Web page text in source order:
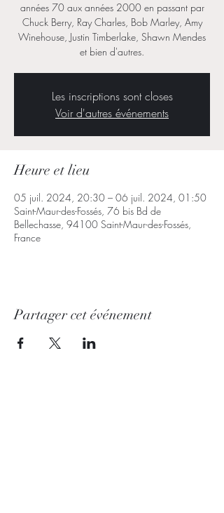
années 70 aux années 2000 en passant par
Chuck Berry, Ray Charles, Bob Marley, Amy
Winehouse, Justin Timberlake, Shawn Mendes
et bien d'autres.
Les inscriptions sont closes
Voir d'autres événements
Heure et lieu
05 juil. 2024, 20:30 – 06 juil. 2024, 01:50
Saint-Maur-des-Fossés, 76 bis Bd de
Bellechasse, 94100 Saint-Maur-des-Fossés,
France
Partager cet événement